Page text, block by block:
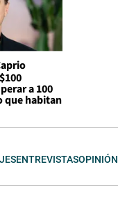
a 100
que habitan
ENTREVISTASOPINIÓN